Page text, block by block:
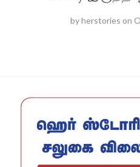
byherstories on